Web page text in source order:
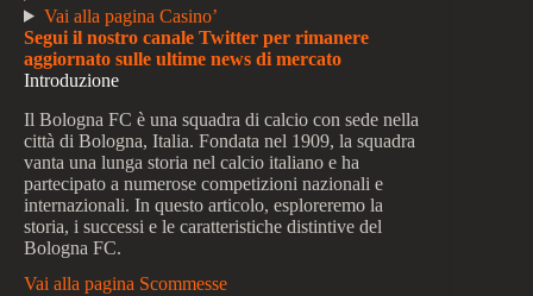
Vai alla pagina Casino’
Segui il nostro canale Twitter per rimanere
aggiornato sulle ultime news di mercato
Introduzione
Il Bologna FC è una squadra di calcio con sede nella
città di Bologna, Italia. Fondata nel 1909, la squadra
vanta una lunga storia nel calcio italiano e ha
partecipato a numerose competizioni nazionali e
internazionali. In questo articolo, esploreremo la
storia, i successi e le caratteristiche distintive del
Bologna FC.
Vai alla pagina Scommesse